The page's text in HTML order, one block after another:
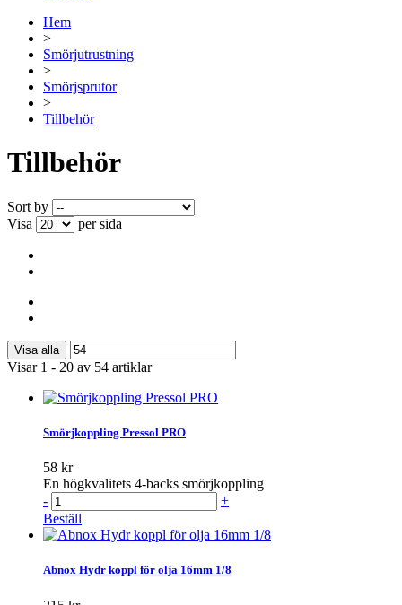
Hem
>
Smörjutrustning
>
Smörjsprutor
>
Tillbehör
Tillbehör
Sort by
Visa
per sida
Visa alla
Visar 1 - 20 av 54 artiklar
Smörjkoppling Pressol PRO
58 kr
En högkvalitets 4-backs smörjkoppling
-
+
Beställ
Abnox Hydr koppl för olja 16mm 1/8